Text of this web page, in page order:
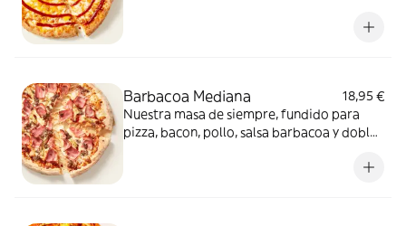
confitado y orégano. El festival de queso
Barbacoa Mediana
18,95 €
Nuestra masa de siempre, fundido para
pizza, bacon, pollo, salsa barbacoa y doble